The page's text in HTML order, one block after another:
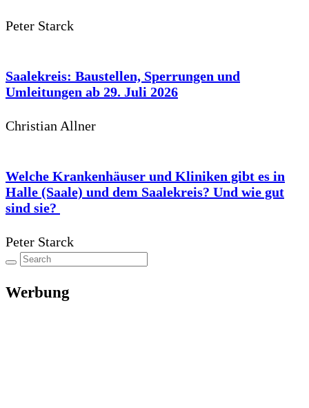
Peter Starck
Saalekreis: Baustellen, Sperrungen und
Umleitungen ab 29. Juli 2026
Christian Allner
Welche Krankenhäuser und Kliniken gibt es in
Halle (Saale) und dem Saalekreis? Und wie gut
sind sie?
Peter Starck
Werbung